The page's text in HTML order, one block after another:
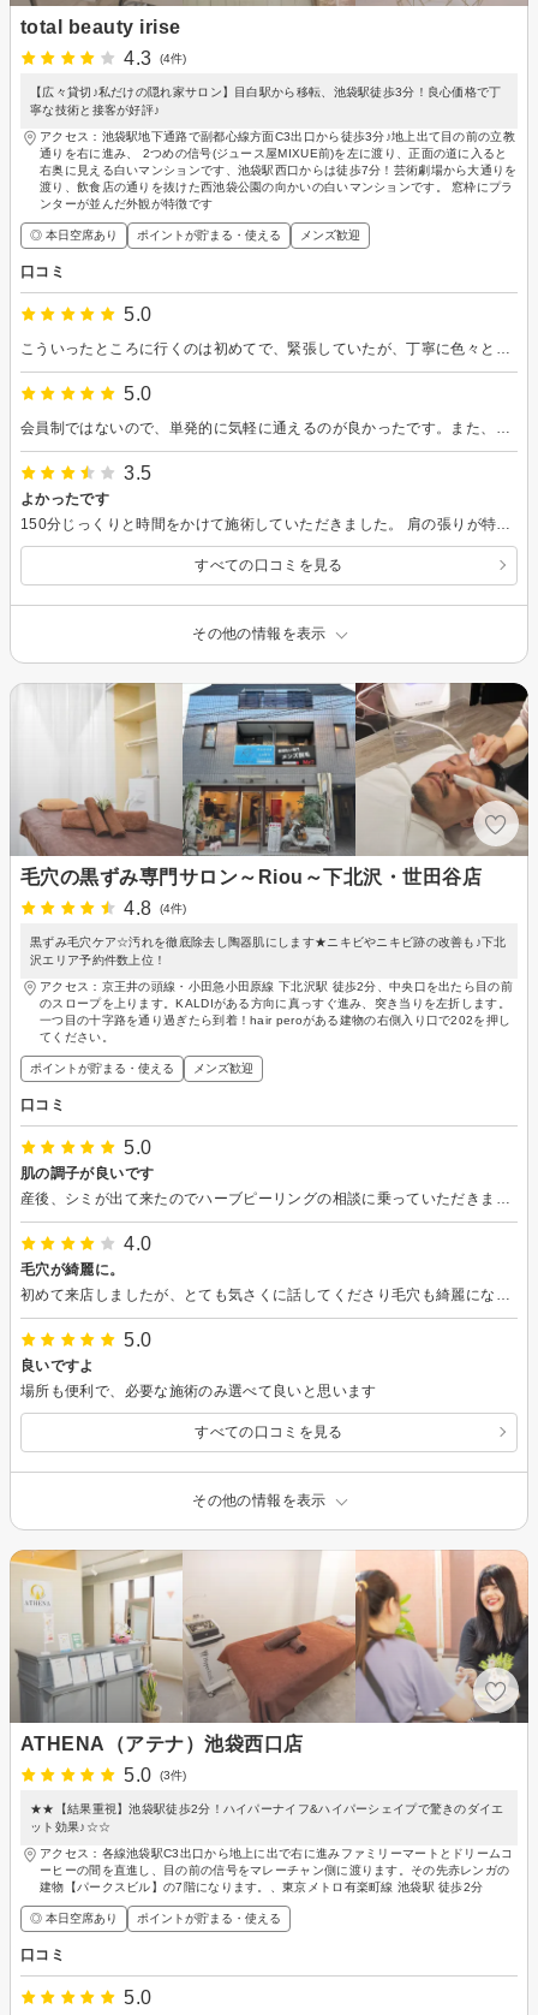
total beauty irise
4.3
(4件)
【広々貸切♪私だけの隠れ家サロン】目白駅から移転、池袋駅徒歩3分！良心価格で丁
寧な技術と接客が好評♪
アクセス：池袋駅地下通路で副都心線方面C3出口から徒歩3分♪地上出て目の前の立教
通りを右に進み、 2つめの信号(ジュース屋MIXUE前)を左に渡り、正面の道に入ると
右奥に見える白いマンションです、池袋駅西口からは徒歩7分！芸術劇場から大通りを
渡り、飲食店の通りを抜けた西池袋公園の向かいの白いマンションです。 窓枠にプラ
ンターが並んだ外観が特徴です
◎ 本日空席あり ポイントが貯まる・使える メンズ歓迎
口コミ
5.0
5.0
3.5
よかったです
すべての口コミを見る
その他の情報を表示
毛穴の黒ずみ専門サロン～Riou～下北沢・世田谷店
4.8
(4件)
黒ずみ毛穴ケア☆汚れを徹底除去し陶器肌にします★ニキビやニキビ跡の改善も♪下北
沢エリア予約件数上位！
アクセス：京王井の頭線・小田急小田原線 下北沢駅 徒歩2分、中央口を出たら目の前
のスロープを上ります。KALDIがある方向に真っすぐ進み、突き当りを左折します。
一つ目の十字路を通り過ぎたら到着！hair peroがある建物の右側入り口で202を押し
てください。
ポイントが貯まる・使える メンズ歓迎
口コミ
5.0
肌の調子が良いです
4.0
毛穴が綺麗に。
5.0
良いですよ
場所も便利で、必要な施術のみ選べて良いと思います
すべての口コミを見る
その他の情報を表示
ATHENA（アテナ）池袋西口店
5.0
(3件)
★★【結果重視】池袋駅徒歩2分！ハイパーナイフ&ハイパーシェイプで驚きのダイエ
ット効果♪☆☆
アクセス：各線池袋駅C3出口から地上に出で右に進みファミリーマートとドリームコ
ーヒーの間を直進し、目の前の信号をマレーチャン側に渡ります。その先赤レンガの
建物【パークスビル】の7階になります。、東京メトロ有楽町線 池袋駅 徒歩2分
◎ 本日空席あり ポイントが貯まる・使える
口コミ
5.0